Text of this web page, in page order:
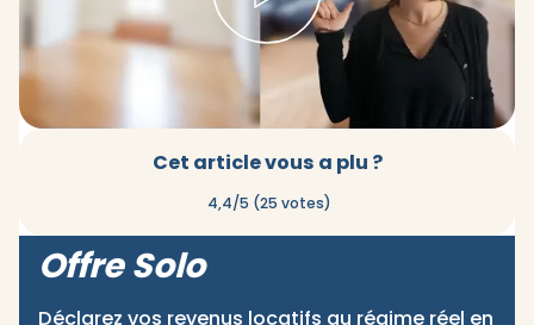
Cet article vous a plu ?
4,4/5 (25 votes)
Offre Solo
Déclarez vos revenus locatifs au régime réel en